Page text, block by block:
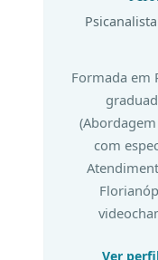
Formada em
(Abordagem
com
Ver